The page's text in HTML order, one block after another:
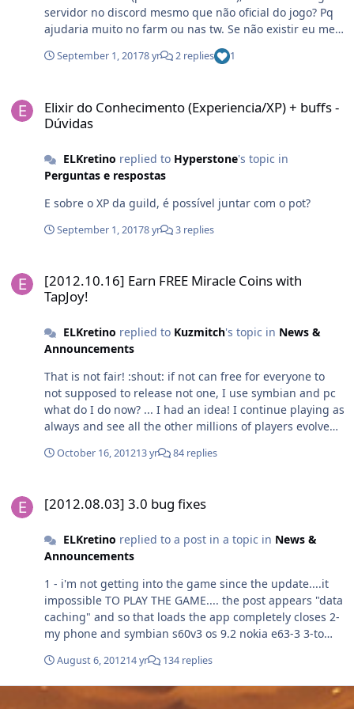
servidor no discord mesmo que não oficial do jogo? Pq
ajudaria muito no farm ou nas tw. Se não existir eu me
responsabilizo de criar (e até mesmo divulgar) e se
algum adm do fórum aparecer por lá dou todas as
September 1, 20178 yr 2 replies 1
Elixir do Conhecimento (Experiencia/XP) + buffs -
Dúvidas
ELKretino replied to Hyperstone's topic in
Perguntas e respostas
E sobre o XP da guild, é possível juntar com o pot?
September 1, 20178 yr 3 replies
[2012.10.16] Earn FREE Miracle Coins with
TapJoy!
ELKretino replied to Kuzmitch's topic in News &
Announcements
That is not fair! :shout: if not can free for everyone to
not supposed to release not one, I use symbian and pc
what do I do now? ... I had an idea! I continue playing as
always and see all the other millions of players evolve
:mega_shok:
October 16, 201213 yr 84 replies
[2012.08.03] 3.0 bug fixes
ELKretino replied to a post in a topic in News &
Announcements
1 - i'm not getting into the game since the update....it
impossible TO PLAY THE GAME.... the post appears "data
caching" and so that loads the app completely closes 2-
my phone and symbian s60v3 os 9.2 nokia e63-3 3-to
file "warspear_systmlog") Opening pack file :c:
ödataöwarspearö warspear.pakk.1 ERROR: pol alloc
failed. no more memory. failed toalloc 200004 more
August 6, 201214 yr 134 replies